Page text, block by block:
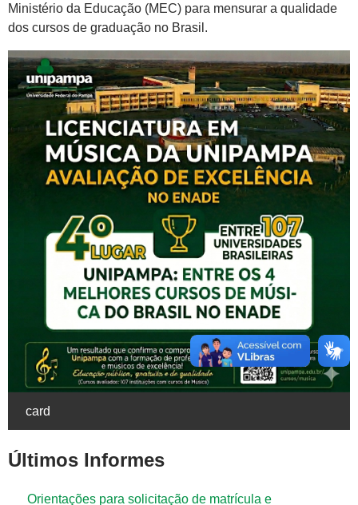
Ministério da Educação (MEC) para mensurar a qualidade
dos cursos de graduação no Brasil.
card
Últimos Informes
Orientações para solicitação de matrícula e